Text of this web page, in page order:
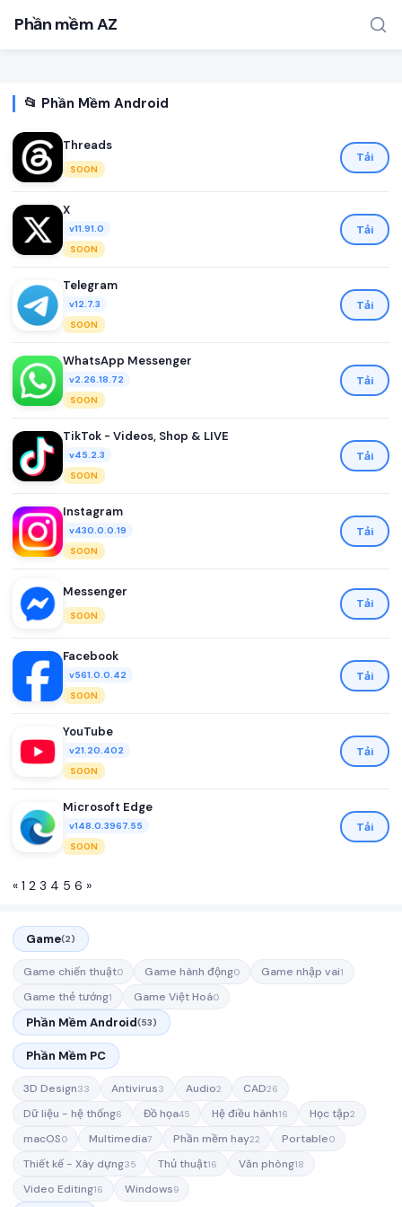
TÌM KIẾM PHỔ BIẾN
MOD APK
Phần mềm AZ
📂 Phần Mềm Android
Threads
SOON
Tải
X
v11.91.0
SOON
Tải
Telegram
v12.7.3
SOON
Tải
WhatsApp Messenger
v2.26.18.72
SOON
Tải
TikTok - Videos, Shop & LIVE
v45.2.3
SOON
Tải
Instagram
v430.0.0.19
SOON
Tải
Messenger
SOON
Tải
Facebook
v561.0.0.42
SOON
Tải
YouTube
v21.20.402
SOON
Tải
Microsoft Edge
v148.0.3967.55
SOON
Tải
« 1 2 3 4 5 6 »
Game(2)
Game chiến thuật0 Game hành động0 Game nhập vai1
Game thẻ tướng1 Game Việt Hoá0
Phần Mềm Android(53)
Phần Mềm PC
3D Design33 Antivirus3 Audio2 CAD26
Dữ liệu - hệ thống6 Đồ họa45 Hệ điều hành16 Học tập2
macOS0 Multimedia7 Phần mềm hay22 Portable0
Thiết kế - Xây dựng35 Thủ thuật16 Văn phòng18
Video Editing16 Windows9